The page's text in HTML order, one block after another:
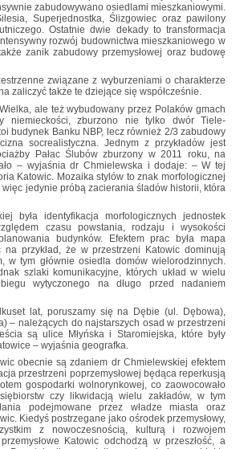
zabudowywano osiedlami mieszkaniowymi.
Superjednostka, Ślizgowiec oraz pawilony
Ostatnie dwie dekady to transformacja
rozwój budownictwa mieszkaniowego w
zanik zabudowy przemysłowej oraz budowę
związane z wyburzeniami o charakterze
zaliczyć także te dziejące się współcześnie.
ale też wybudowany przez Polaków gmach
niemieckości, zburzono nie tylko dwór Tiele-
budynek Banku NBP, lecz również 2/3 zabudowy
socrealistyczna. Jednym z przykładów jest
Pałac Ślubów zburzony w 2011 roku, na
– wyjaśnia dr Chmielewska i dodaje: – W tej
Katowic. Mozaika stylów to znak morfologicznej
jedynie próbą zacierania śladów historii, która
była identyfikacja morfologicznych jednostek
czasu powstania, rodzaju i wysokości
budynków. Efektem prac była mapa
przykład, że w przestrzeni Katowic dominują
tym głównie osiedla domów wielorodzinnych.
szlaki komunikacyjne, których układ w wielu
wytyczonego na długo przed nadaniem
lat, poruszamy się na Dębie (ul. Dębowa),
– należących do najstarszych osad w przestrzeni
są ulice Młyńska i Staromiejska, które były
– wyjaśnia geografka.
obecnie są zdaniem dr Chmielewskiej efektem
przestrzeni poprzemysłowej będąca reperkusją
gospodarki wolnorynkowej, co zaowocowało
czy likwidacją wielu zakładów, w tym
podejmowane przez władze miasta oraz
Kiedyś postrzegane jako ośrodek przemysłowy,
z nowoczesnością, kulturą i rozwojem
Katowic odchodzą w przeszłość, a